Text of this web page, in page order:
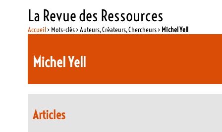
La Revue des Ressources
Accueil> Mots-clés > Auteurs, Créateurs, Chercheurs > Michel Yell
Michel Yell
Articles